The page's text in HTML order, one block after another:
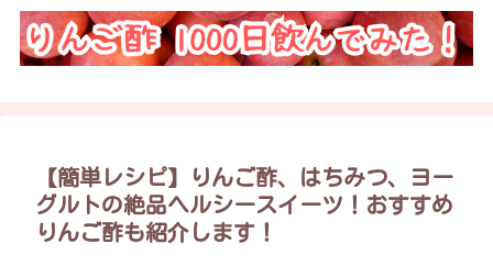
【簡単レシピ】りんご酢、はちみつ、ヨー
グルトの絶品ヘルシースイーツ！おすすめ
りんご酢も紹介します！